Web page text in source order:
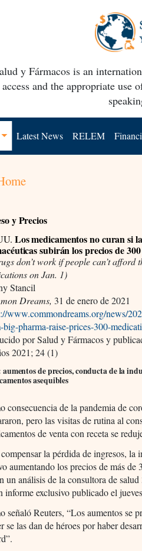
y Fármacos is an
access and the appropriate use
Latest News RELEM
y Precios
Los medicamentos no curan si
subirán los precios de
don’t work if people can’t
on Jan. 1)
Stancil
Dreams, 31 de enero de 2021
www.commondreams.org/news/
big-pharma-raise-prices-300-
por Salud y Fármacos y
2021; 24 (1)
aumentos de precios, conducta de la
asequibles
consecuencia de la pandemia de
pero las visitas de rutina al
de venta con receta se
la pérdida de ingresos,
aumentando los precios de más
un análisis de la consultora de
informe exclusivo publicado el
señaló Reuters, “Los aumentos se
se las dan de héroes por haber